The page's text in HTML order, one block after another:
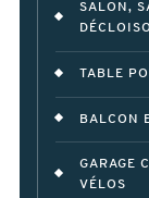
SALON,
TABLE
BALCON
GARAGE
VÉLOS